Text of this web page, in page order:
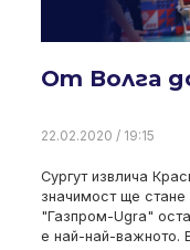
От Волга
22.02.2020 / 19:15
Сургут извлича
значимост ще
"Газпром-Ugra"
е най-най-важното.